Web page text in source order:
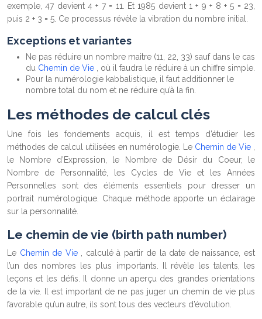
exemple, 47 devient 4 + 7 = 11. Et 1985 devient 1 + 9 + 8 + 5 = 23,
puis 2 + 3 = 5. Ce processus révèle la vibration du nombre initial.
Exceptions et variantes
Ne pas réduire un nombre maitre (11, 22, 33) sauf dans le cas
du Chemin de Vie
, où il faudra le réduire à un chiffre simple.
Pour la numérologie kabbalistique, il faut additionner le
nombre total du nom et ne réduire qu’à la fin.
Les méthodes de calcul clés
Une fois les fondements acquis, il est temps d’étudier les
méthodes de calcul utilisées en numérologie. Le Chemin de Vie
le Nombre d’Expression, le Nombre de Désir du Coeur, le
Nombre de Personnalité, les Cycles de Vie et les Années
Personnelles sont des éléments essentiels pour dresser un
portrait numérologique. Chaque méthode apporte un éclairage
sur la personnalité.
Le chemin de vie (birth path number)
Le Chemin de Vie
, calculé à partir de la date de naissance, est
l’un des nombres les plus importants. Il révèle les talents, les
leçons et les défis. Il donne un aperçu des grandes orientations
de la vie. Il est important de ne pas juger un chemin de vie plus
favorable qu’un autre, ils sont tous des vecteurs d’évolution.